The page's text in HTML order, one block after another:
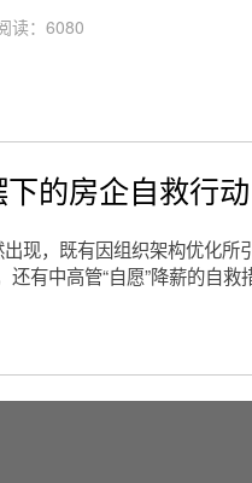
读：6080
的房企自救行动
现，既有因组织架构优化所
有中高管“自愿”降薪的自救